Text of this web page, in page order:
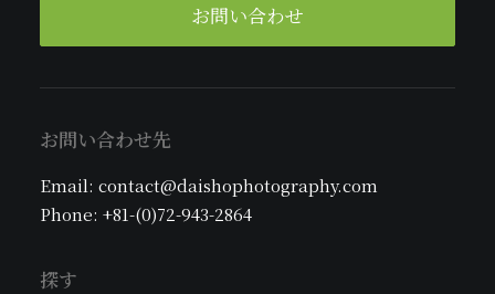
お問い合わせ
お問い合わせ先
Email: contact@daishophotography.com
Phone: +81-(0)72-943-2864
探す